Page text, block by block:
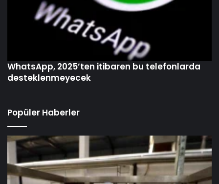
WhatsApp, 2025’ten itibaren bu telefonlarda
desteklenmeyecek
Popüler Haberler